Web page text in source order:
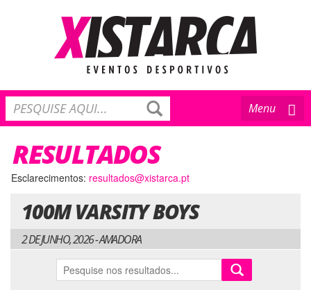
Toggle
navigation
Menu
RESULTADOS
Esclarecimentos: resultados@xistarca.pt
100M VARSITY BOYS
2 DE JUNHO, 2026 - AMADORA